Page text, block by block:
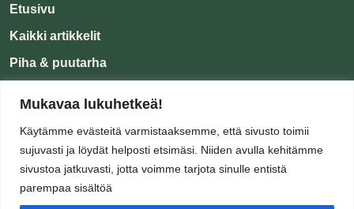
Mukavaa lukuhetkeä!
Käytämme evästeitä varmistaaksemme, että sivusto toimii
sujuvasti ja löydät helposti etsimäsi. Niiden avulla kehitämme
sivustoa jatkuvasti, jotta voimme tarjota sinulle entistä
parempaa sisältöä
Etusivu
Kaikki artikkelit
Piha & puutarha
Tietoa